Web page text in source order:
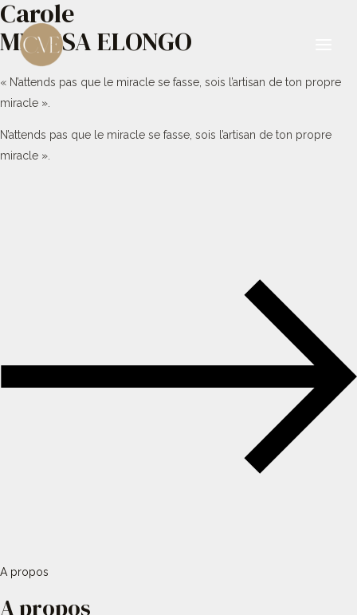
Aller
contenu
Carole
MBESSA ELONGO
« N’attends pas que le miracle se fasse, sois l’artisan de ton propre
miracle ».
N’attends pas que le miracle se fasse, sois l’artisan de ton propre
miracle ».
A propos
A propos